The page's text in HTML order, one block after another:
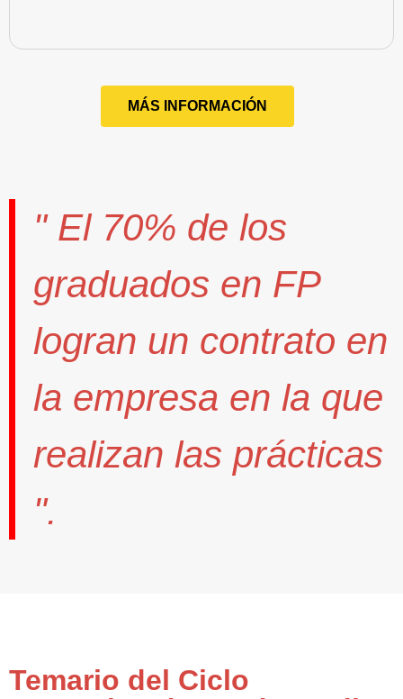
MÁS INFORMACIÓN
" El 70% de los
graduados en FP
logran un contrato en
la empresa en la que
realizan las prácticas
".
Temario del Ciclo